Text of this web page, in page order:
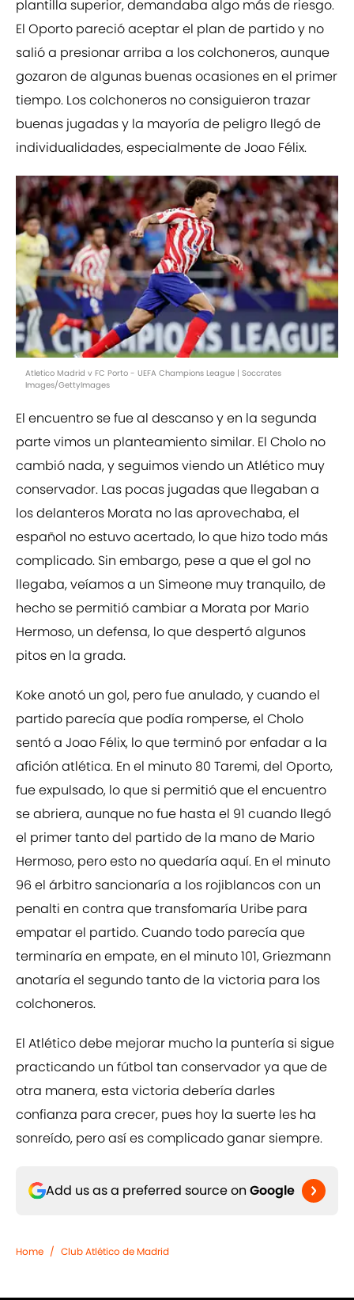
plantilla superior, demandaba algo más de riesgo.
El Oporto pareció aceptar el plan de partido y no
salió a presionar arriba a los colchoneros, aunque
gozaron de algunas buenas ocasiones en el primer
tiempo. Los colchoneros no consiguieron trazar
buenas jugadas y la mayoría de peligro llegó de
individualidades, especialmente de Joao Félix.
Atletico Madrid v FC Porto - UEFA Champions League | Soccrates
Images/GettyImages
El encuentro se fue al descanso y en la segunda
parte vimos un planteamiento similar. El Cholo no
cambió nada, y seguimos viendo un Atlético muy
conservador. Las pocas jugadas que llegaban a
los delanteros Morata no las aprovechaba, el
español no estuvo acertado, lo que hizo todo más
complicado. Sin embargo, pese a que el gol no
llegaba, veíamos a un Simeone muy tranquilo, de
hecho se permitió cambiar a Morata por Mario
Hermoso, un defensa, lo que despertó algunos
pitos en la grada.
Koke anotó un gol, pero fue anulado, y cuando el
partido parecía que podía romperse, el Cholo
sentó a Joao Félix, lo que terminó por enfadar a la
afición atlética. En el minuto 80 Taremi, del Oporto,
fue expulsado, lo que si permitió que el encuentro
se abriera, aunque no fue hasta el 91 cuando llegó
el primer tanto del partido de la mano de Mario
Hermoso, pero esto no quedaría aquí. En el minuto
96 el árbitro sancionaría a los rojiblancos con un
penalti en contra que transfomaría Uribe para
empatar el partido. Cuando todo parecía que
terminaría en empate, en el minuto 101, Griezmann
anotaría el segundo tanto de la victoria para los
colchoneros.
El Atlético debe mejorar mucho la puntería si sigue
practicando un fútbol tan conservador ya que de
otra manera, esta victoria debería darles
confianza para crecer, pues hoy la suerte les ha
sonreído, pero así es complicado ganar siempre.
Add us as a preferred source on Google
Home / Club Atlético de Madrid